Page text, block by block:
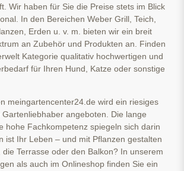
Wir haben für Sie die Preise stets im Blick
In den Bereichen Weber Grill, Teich,
Erden u. v. m. bieten wir ein breit
an Zubehör und Produkten an. Finden
Kategorie qualitativ hochwertigen und
für Ihren Hund, Katze oder sonstige
meingartencenter24.de wird ein riesiges
angeboten. Die lange
hohe Fachkompetenz spiegeln sich darin
ist Ihr Leben – und mit Pflanzen gestalten
die Terrasse oder den Balkon? In unserem
als auch im Onlineshop finden Sie ein